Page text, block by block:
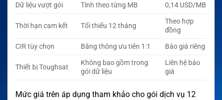
Dữ liệu vượt gói
Tính theo từng MB 0,14 USD/MB
Thời hạn cam kết Tối thiểu 12 tháng
Theo hợp
đồng
CIR tùy chọn
Băng thông ưu tiên 1:1 Báo giá riêng
Thiết bị Toughsat
Không bao gồm trong
gói dữ liệu
Liên hệ báo
giá
Mức giá trên áp dụng tham khảo cho gói dịch vụ 12